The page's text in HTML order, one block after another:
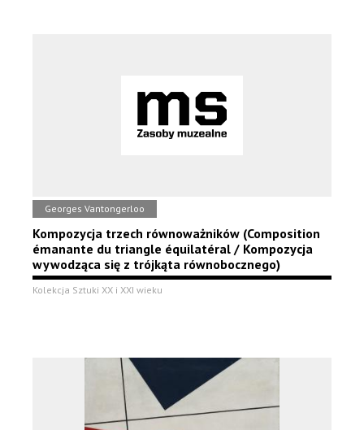
Georges Vantongerloo
Kompozycja trzech równoważników (Composition
émanante du triangle équilatéral / Kompozycja
wywodząca się z trójkąta równobocznego)
Kolekcja Sztuki XX i XXI wieku